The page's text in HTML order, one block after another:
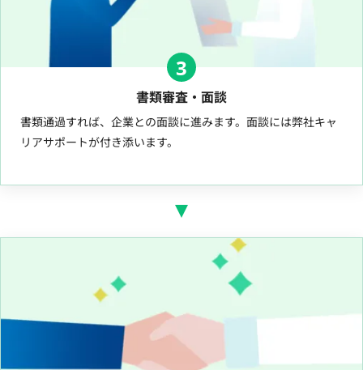
3
書類審査・面談
書類通過すれば、企業との面談に進みます。面談には弊社キャ
リアサポートが付き添います。